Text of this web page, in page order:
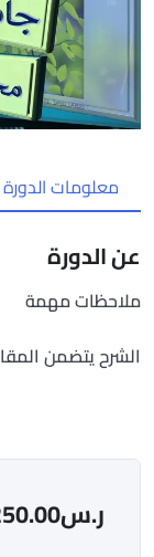
معلومات الدورة
عن الدورة
ملاحظات مهمة
الشرح يتضمن
ر.س